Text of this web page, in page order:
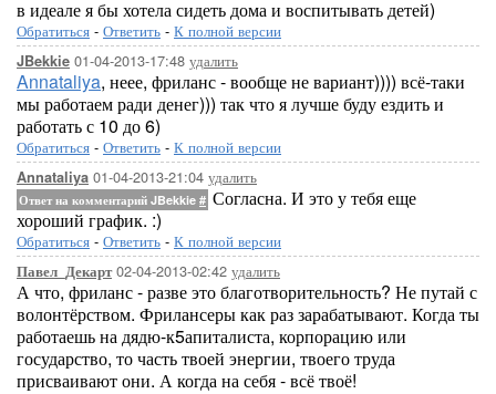
в идеале я бы хотела сидеть дома и воспитывать детей)
Обратиться - Ответить - К полной версии
JBekkie 01-04-2013-17:48 удалить
Annataliya, неее, фриланс - вообще не вариант)))) всё-таки
мы работаем ради денег))) так что я лучше буду ездить и
работать с 10 до 6)
Обратиться - Ответить - К полной версии
Annataliya 01-04-2013-21:04 удалить
Ответ на комментарий JBekkie # Согласна. И это у тебя еще
хороший график. :)
Обратиться - Ответить - К полной версии
Павел_Декарт02-04-2013-02:42 удалить
А что, фриланс - разве это благотворительность? Не путай с
волонтёрством. Фрилансеры как раз зарабатывают. Когда ты
работаешь на дядю-к5апиталиста, корпорацию или
государство, то часть твоей энергии, твоего труда
присваивают они. А когда на себя - всё твоё!